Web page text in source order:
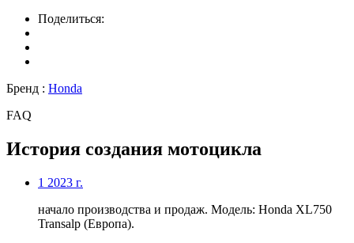
Поделиться:
Бренд : Honda
FAQ
История создания мотоцикла
1 2023 г.
начало производства и продаж. Модель: Honda XL750
Transalp (Европа).